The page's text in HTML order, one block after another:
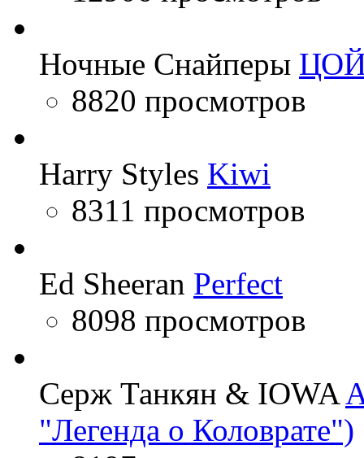
Ночные Снайперы
8820 просмотров
Harry Styles Kiwi
8311 просмотров
Ed Sheeran Perfect
8098 просмотров
Серж Танкян & IOWA
"Легенда о Коловрате")